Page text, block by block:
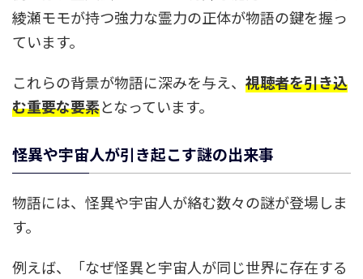
綾瀬モモが持つ強力な霊力の正体が物語の鍵を握っ
ています。
これらの背景が物語に深みを与え、 視聴者を引き込
む重要な要素となっています。
怪異や宇宙人が引き起こす謎の出来事
物語には、怪異や宇宙人が絡む数々の謎が登場しま
す。
例えば、「なぜ怪異と宇宙人が同じ世界に存在する